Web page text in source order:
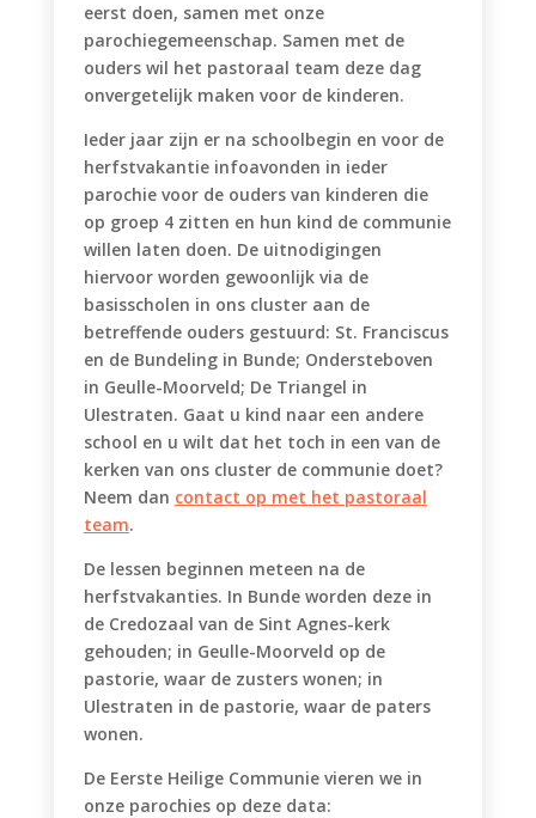
eerst doen, samen met onze
parochiegemeenschap. Samen met de
ouders wil het pastoraal team deze dag
onvergetelijk maken voor de kinderen.
Ieder jaar zijn er na schoolbegin en voor de
herfstvakantie infoavonden in ieder
parochie voor de ouders van kinderen die
op groep 4 zitten en hun kind de communie
willen laten doen. De uitnodigingen
hiervoor worden gewoonlijk via de
basisscholen in ons cluster aan de
betreffende ouders gestuurd: St. Franciscus
en de Bundeling in Bunde; Ondersteboven
in Geulle-Moorveld; De Triangel in
Ulestraten. Gaat u kind naar een andere
school en u wilt dat het toch in een van de
kerken van ons cluster de communie doet?
Neem dan contact op met het pastoraal
team.
De lessen beginnen meteen na de
herfstvakanties. In Bunde worden deze in
de Credozaal van de Sint Agnes-kerk
gehouden; in Geulle-Moorveld op de
pastorie, waar de zusters wonen; in
Ulestraten in de pastorie, waar de paters
wonen.
De Eerste Heilige Communie vieren we in
onze parochies op deze data: